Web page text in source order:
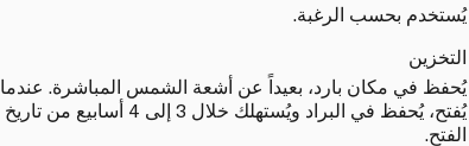
يُستخدم بحسب الرغبة.
التخزين
يُحفظ في مكان بارد، بعيداً عن أشعة الشمس المباشرة. عندما
يُفتح، يُحفظ في البراد ويُستهلك خلال 3 إلى 4 أسابيع من تاريخ
الفتح.